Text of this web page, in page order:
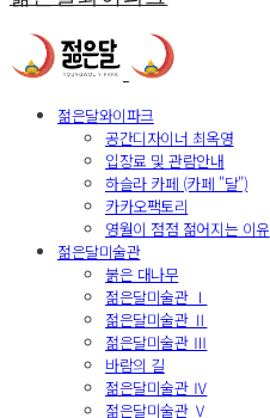
젊은달와이파크
공간디자이너 최옥영
입장료 및 관람안내
하슬라 카페 (카페 "달")
카카오팩토리
영월이 점점 젊어지는 이유
젊은달미술관
붉은 대나무
젊은달미술관 Ⅰ
젊은달미술관 Ⅱ
젊은달미술관 Ⅲ
바람의 길
젊은달미술관 Ⅳ
젊은달미술관 Ⅴ